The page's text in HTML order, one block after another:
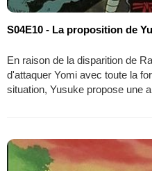
S04E10 - La proposition de
En raison de la disparition de
d'attaquer Yomi avec toute la
situation, Yusuke propose une